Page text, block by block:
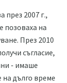
през 2007 г.,
позоваха на
През 2010
съгласие,
- имаше
дълго време